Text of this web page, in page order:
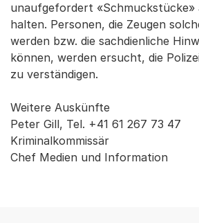
unaufgefordert «Schmuckstücke»
halten. Personen, die Zeugen
werden bzw. die sachdienliche
können, werden ersucht, die
zu verständigen.
Weitere Auskünfte
Peter Gill, Tel. +41 61 267 73 47
Kriminalkommissär
Chef Medien und Information